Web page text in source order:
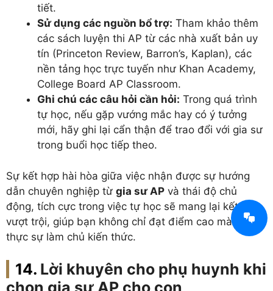
tiết.
Sử dụng các nguồn bổ trợ: Tham khảo thêm
các sách luyện thi AP từ các nhà xuất bản uy
tín (Princeton Review, Barron’s, Kaplan), các
nền tảng học trực tuyến như Khan Academy,
College Board AP Classroom.
Ghi chú các câu hỏi cần hỏi: Trong quá trình
tự học, nếu gặp vướng mắc hay có ý tưởng
mới, hãy ghi lại cẩn thận để trao đổi với gia sư
trong buổi học tiếp theo.
Sự kết hợp hài hòa giữa việc nhận được sự hướng
dẫn chuyên nghiệp từ gia sư AP và thái độ chủ
động, tích cực trong việc tự học sẽ mang lại kết quả
vượt trội, giúp bạn không chỉ đạt điểm cao mà còn
thực sự làm chủ kiến thức.
Lời khuyên cho phụ huynh khi